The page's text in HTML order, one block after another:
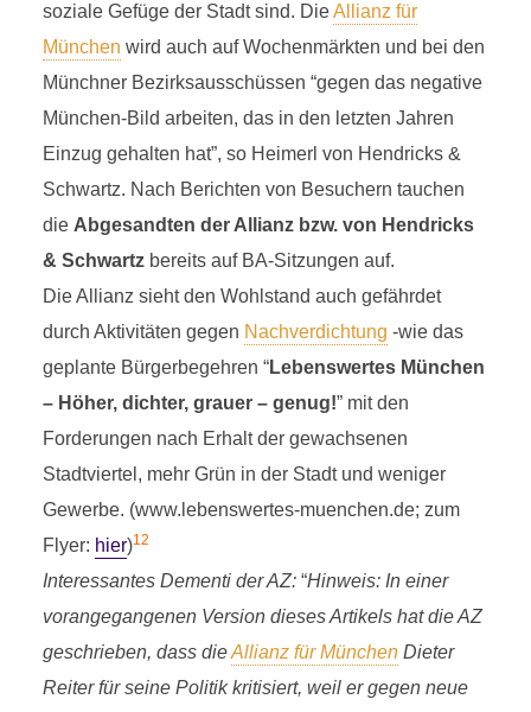
soziale Gefüge der Stadt sind. DieAllianz für
München wird auch auf Wochenmärkten und bei den
Münchner Bezirksausschüssen “gegen das negative
München-Bild arbeiten, das in den letzten Jahren
Einzug gehalten hat”, so Heimerl von Hendricks &
Schwartz. Nach Berichten von Besuchern tauchen
die Abgesandten der Allianz bzw. von Hendricks
& Schwartzbereits auf BA-Sitzungen auf.
Die Allianz sieht den Wohlstand auch gefährdet
durch Aktivitäten gegen Nachverdichtung -wie das
geplante Bürgerbegehren “Lebenswertes München
– Höher, dichter, grauer – genug!” mit den
Forderungen nach Erhalt der gewachsenen
Stadtviertel, mehr Grün in der Stadt und weniger
Gewerbe. (www.lebenswertes-muenchen.de; zum
Flyer: hier)12
Interessantes Dementi der AZ:“Hinweis: In einer
vorangegangenen Version dieses Artikels hat die AZ
geschrieben, dass dieAllianz für MünchenDieter
Reiter für seine Politik kritisiert, weil er gegen neue